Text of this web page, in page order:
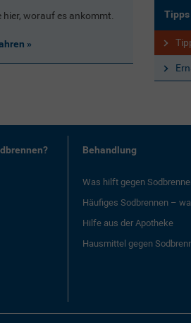
Tipps
hier, worauf es ankommt.
Behandlung
Was hilft gegen
Häufiges Sodbrennen –
Hilfe aus der Apotheke
Hausmittel gegen